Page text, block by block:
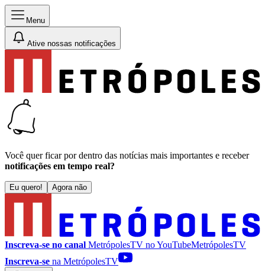
Menu
Ative nossas notificações
Você quer ficar por dentro das notícias mais importantes e receber
notificações em tempo real?
Eu quero! Agora não
Inscreva-se no canal MetrópolesTV noYouTubeMetrópolesTV
Inscreva-se na MetrópolesTV